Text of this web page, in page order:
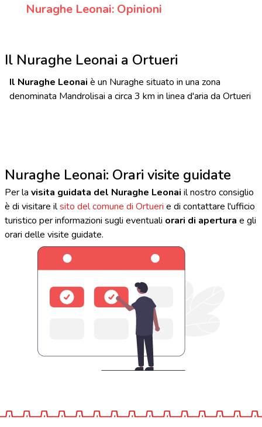
Nuraghe Leonai: Opinioni
Il Nuraghe Leonai a Ortueri
Il Nuraghe Leonai è un Nuraghe situato in una zona
denominata Mandrolisai a circa 3 km in linea d'aria da Ortueri
Nuraghe Leonai: Orari visite guidate
Per la visita guidata del Nuraghe Leonai il nostro consiglio
è di visitare ilsito del comune di Ortueri e di contattare l'ufficio
turistico per informazioni sugli eventuali orari di apertura e gli
orari delle visite guidate.